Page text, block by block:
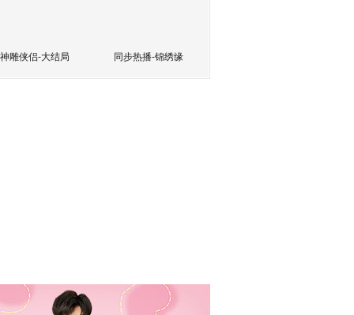
神雕侠侣-大结局 同步热播-锦绣缘